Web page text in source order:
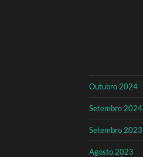
Outubro 2024
Setembro 2024
Setembro 2023
Agosto 2023